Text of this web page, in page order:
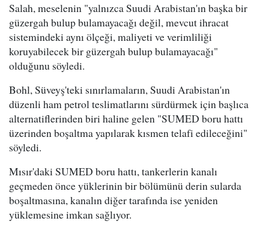
Salah, meselenin "yalnızca Suudi Arabistan'ın başka bir
güzergah bulup bulamayacağı değil, mevcut ihracat
sistemindeki aynı ölçeği, maliyeti ve verimliliği
koruyabilecek bir güzergah bulup bulamayacağı"
olduğunu söyledi.
Bohl, Süveyş'teki sınırlamaların, Suudi Arabistan'ın
düzenli ham petrol teslimatlarını sürdürmek için başlıca
alternatiflerinden biri haline gelen "SUMED boru hattı
üzerinden boşaltma yapılarak kısmen telafi edileceğini"
söyledi.
Mısır'daki SUMED boru hattı, tankerlerin kanalı
geçmeden önce yüklerinin bir bölümünü derin sularda
boşaltmasına, kanalın diğer tarafında ise yeniden
yüklemesine imkan sağlıyor.